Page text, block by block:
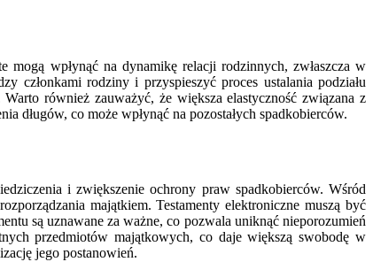
wpłynąć na dynamikę relacji rodzinnych, zwłaszcza w
członkami rodziny i przyspieszyć proces ustalania podziału
również zauważyć, że większa elastyczność związana z
długów, co może wpłynąć na pozostałych spadkobierców.
i zwiększenie ochrony praw spadkobierców. Wśród
majątkiem. Testamenty elektroniczne muszą być
są uznawane za ważne, co pozwala uniknąć nieporozumień
przedmiotów majątkowych, co daje większą swobodę w
jego postanowień.